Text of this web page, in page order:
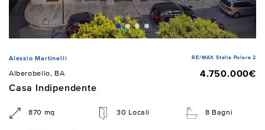
Alessio Martinelli RE/MAX Stella Polare 2
Alberobello, BA
4.750.000€
Casa Indipendente
870 mq 30 Locali 8 Bagni